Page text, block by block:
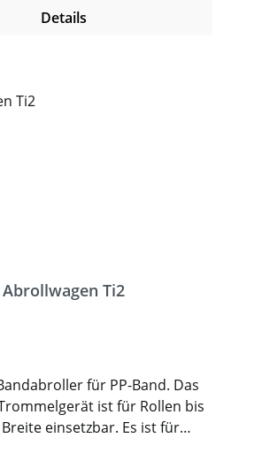
Details
Abrollwagen Ti2
für PP-Band. Das
ist für Rollen bis
einsetzbar. Es ist für